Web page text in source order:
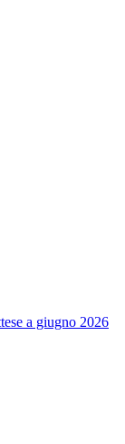
a giugno 2026